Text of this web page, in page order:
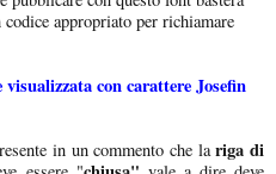
codice appropriato per richiamare
visualizzata con carattere Josefin
in un commento che lariga di